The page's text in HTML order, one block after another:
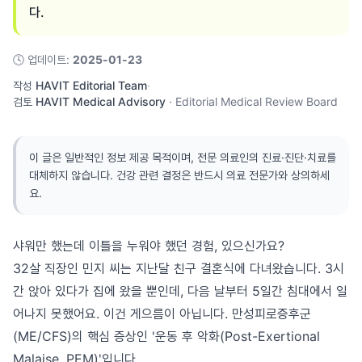
다.
🕓 업데이트: 2025-01-23
작성 HAVIT Editorial Team·
검토 HAVIT Medical Advisory · Editorial Medical Review Board
이 글은 일반적인 정보 제공 목적이며, 전문 의료인의 진료·진단·치료를
대체하지 않습니다. 건강 관련 결정은 반드시 의료 전문가와 상의하세
요.
샤워만 했는데 이틀을 누워야 했던 경험, 있으신가요?
32살 직장인 민지 씨는 지난달 친구 결혼식에 다녀왔습니다. 3시
간 앉아 있다가 집에 왔을 뿐인데, 다음 날부터 5일간 침대에서 일
어나지 못했어요. 이건 게으름이 아닙니다. 만성피로증후군
(ME/CFS)의 핵심 증상인 '운동 후 악화(Post-Exertional
Malaise, PEM)'입니다.